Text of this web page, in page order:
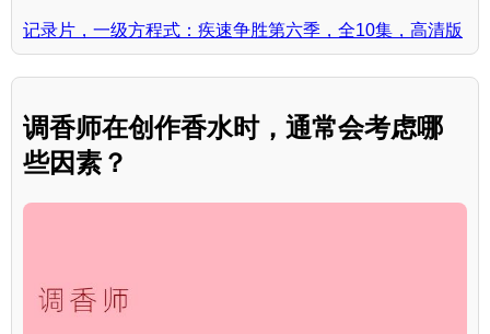
记录片，一级方程式：疾速争胜第六季，全10集，高清版
调香师在创作香水时，通常会考虑哪
些因素？